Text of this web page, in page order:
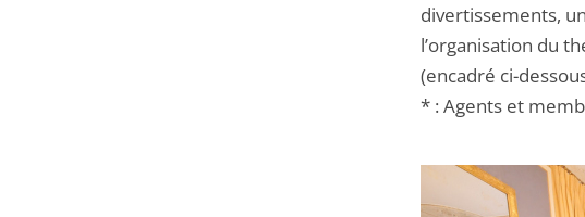
divertissements,
l’organisation du
(encadré ci-
* : Agents et